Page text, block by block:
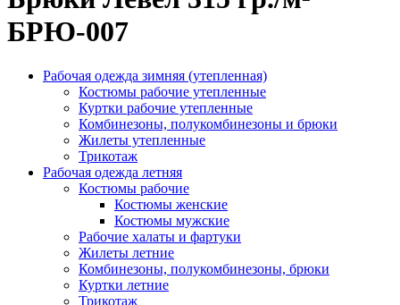
БРЮ-007
Рабочая одежда зимняя (утепленная)
Костюмы рабочие утепленные
Куртки рабочие утепленные
Комбинезоны, полукомбинезоны и брюки
Жилеты утепленные
Трикотаж
Рабочая одежда летняя
Костюмы рабочие
Костюмы женские
Костюмы мужские
Рабочие халаты и фартуки
Жилеты летние
Комбинезоны, полукомбинезоны, брюки
Куртки летние
Трикотаж